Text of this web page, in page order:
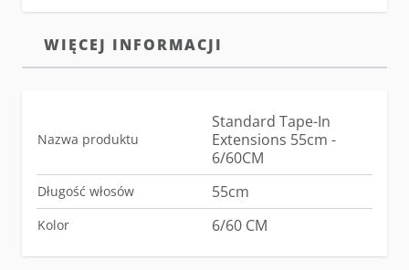
WIĘCEJ INFORMACJI
Nazwa produktu
Standard Tape-In
Extensions 55cm -
6/60CM
Długość włosów 55cm
Kolor 6/60 CM